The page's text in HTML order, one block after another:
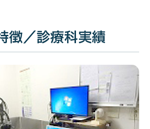
徴／診療科実績